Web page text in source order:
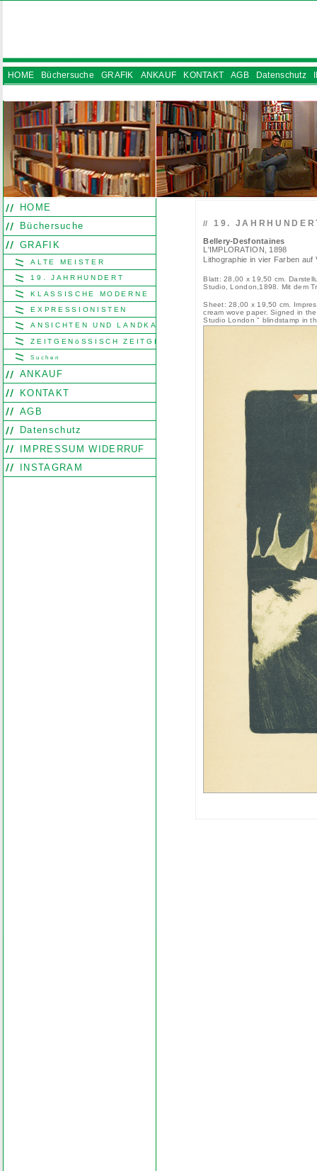
HOME Büchersuche GRAFIK ANKAUF KONTAKT AGB Datenschutz
HOME
Büchersuche
GRAFIK
ALTE MEISTER
19. JAHRHUNDERT
KLASSISCHE MODERNE
EXPRESSIONISTEN
ANSICHTEN UND LANDKARTEN
ZEITGENöSSISCH ZEITGENöSSISCH
Suchen
ANKAUF
KONTAKT
AGB
Datenschutz
IMPRESSUM WIDERRUF
INSTAGRAM
// 19.
Bellery-Desfontaines
L'IMPLORATION, 1898
Lithographie in vier Farben auf
Blatt: 28,00 x 19,50 cm.
Studio, London,1898. Mit dem
Sheet: 28,00 x 19,50 cm.
cream wove paper. Signed in
Studio London " blindstamp in